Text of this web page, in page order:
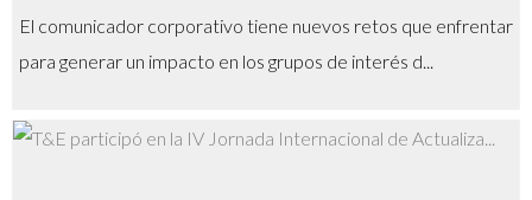
El comunicador corporativo tiene nuevos retos que enfrentar
para generar un impacto en los grupos de interés d...